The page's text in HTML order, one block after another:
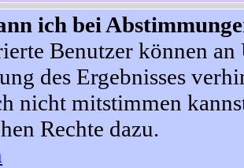
ich bei
Benutzer können
des Ergebnisses
nicht mitstimmen
Rechte dazu.